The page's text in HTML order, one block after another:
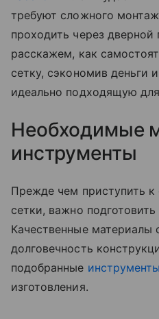
требуют сложного
проходить через дверной
расскажем, как
сетку, сэкономив деньги
идеально подходящую
Необходимые
инструменты
Прежде чем приступить
сетки, важно
Качественные материалы
долговечность
подобранные инструменты
изготовления.